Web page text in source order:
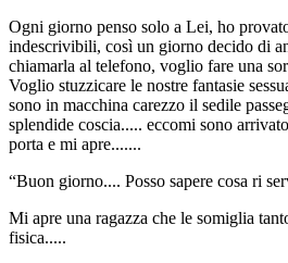
Ogni giorno penso solo a Lei, ho
indescrivibili, così un giorno decido di
chiamarla al telefono, voglio fare una
Voglio stuzzicare le nostre fantasie
sono in macchina carezzo il sedile
splendide coscia..... eccomi sono
porta e mi apre.......
“Buon giorno.... Posso sapere cosa ri
Mi apre una ragazza che le somiglia
fisica.....